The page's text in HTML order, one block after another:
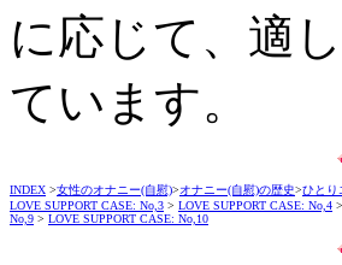
に応じて、適
ています。
INDEX >女性のオナニー(自慰)>オナニー(自慰)の歴史>ひとり
LOVE SUPPORT CASE: No,3 > LOVE SUPPORT CASE: No,4 >
No,9 > LOVE SUPPORT CASE: No,10